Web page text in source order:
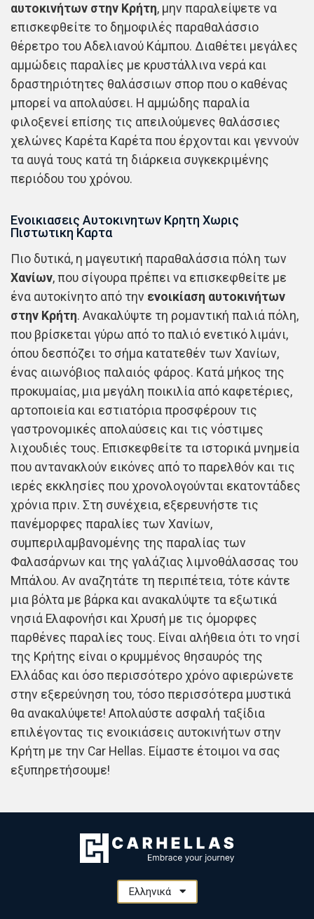
αυτοκινήτων στην Κρήτη, μην παραλείψετε να
επισκεφθείτε το δημοφιλές παραθαλάσσιο
θέρετρο του Αδελιανού Κάμπου. Διαθέτει μεγάλες
αμμώδεις παραλίες με κρυστάλλινα νερά και
δραστηριότητες θαλάσσιων σπορ που ο καθένας
μπορεί να απολαύσει. Η αμμώδης παραλία
φιλοξενεί επίσης τις απειλούμενες θαλάσσιες
χελώνες Καρέτα Καρέτα που έρχονται και γεννούν
τα αυγά τους κατά τη διάρκεια συγκεκριμένης
περιόδου του χρόνου.
Ενοικιασεις Αυτοκινητων Κρητη Χωρις
Πιστωτικη Καρτα
Πιο δυτικά, η μαγευτική παραθαλάσσια πόλη των
Χανίων, που σίγουρα πρέπει να επισκεφθείτε με
ένα αυτοκίνητο από την ενοικίαση αυτοκινήτων
στην Κρήτη. Ανακαλύψτε τη ρομαντική παλιά πόλη,
που βρίσκεται γύρω από το παλιό ενετικό λιμάνι,
όπου δεσπόζει το σήμα κατατεθέν των Χανίων,
ένας αιωνόβιος παλαιός φάρος. Κατά μήκος της
προκυμαίας, μια μεγάλη ποικιλία από καφετέριες,
αρτοποιεία και εστιατόρια προσφέρουν τις
γαστρονομικές απολαύσεις και τις νόστιμες
λιχουδιές τους. Επισκεφθείτε τα ιστορικά μνημεία
που αντανακλούν εικόνες από το παρελθόν και τις
ιερές εκκλησίες που χρονολογούνται εκατοντάδες
χρόνια πριν. Στη συνέχεια, εξερευνήστε τις
πανέμορφες παραλίες των Χανίων,
συμπεριλαμβανομένης της παραλίας των
Φαλασάρνων και της γαλάζιας λιμνοθάλασσας του
Μπάλου. Αν αναζητάτε τη περιπέτεια, τότε κάντε
μια βόλτα με βάρκα και ανακαλύψτε τα εξωτικά
νησιά Ελαφονήσι και Χρυσή με τις όμορφες
παρθένες παραλίες τους. Είναι αλήθεια ότι το νησί
της Κρήτης είναι ο κρυμμένος θησαυρός της
Ελλάδας και όσο περισσότερο χρόνο αφιερώνετε
στην εξερεύνηση του, τόσο περισσότερα μυστικά
θα ανακαλύψετε! Απολαύστε ασφαλή ταξίδια
επιλέγοντας τις ενοικιάσεις αυτοκινήτων στην
Κρήτη με την Car Hellas. Είμαστε έτοιμοι να σας
εξυπηρετήσουμε!
Ελληνικά